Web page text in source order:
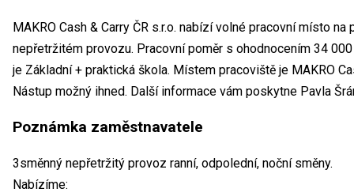
MAKRO Cash & Carry ČR s.r.o. nabízí volné pracovní místo
nepřetržitém provozu. Pracovní poměr s ohodnocením 34
je Základní + praktická škola. Místem pracoviště je MAKRO
Nástup možný ihned. Další informace vám poskytne Pavla
Poznámka zaměstnavatele
3směnný nepřetržitý provoz ranní, odpolední, noční směny.
Nabízíme: